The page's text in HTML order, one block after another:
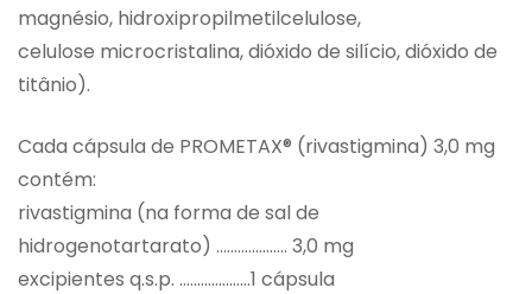
magnésio, hidroxipropilmetilcelulose,
celulose microcristalina, dióxido de silício, dióxido de
titânio).
Cada cápsula de PROMETAX® (rivastigmina) 3,0 mg
contém:
rivastigmina (na forma de sal de
hidrogenotartarato) ……………….. 3,0 mg
excipientes q.s.p. ………………..1 cápsula